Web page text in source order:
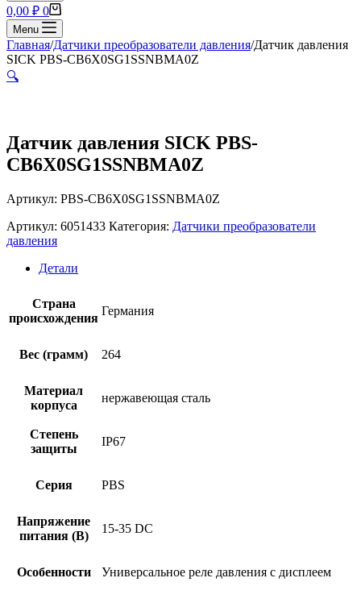
Корзина
0,00 ₽ 0
Menu
Главная/Датчики преобразователи давления/Датчик давления
SICK PBS-CB6X0SG1SSNBMA0Z
🔍
Датчик давления SICK PBS-
CB6X0SG1SSNBMA0Z
Артикул: PBS-CB6X0SG1SSNBMA0Z
Артикул: 6051433 Категория: Датчики преобразователи
давления
Детали
Страна
происхождения
Германия
Вес (грамм) 264
Материал
корпуса
нержавеющая сталь
Степень
защиты
IP67
Серия PBS
Напряжение
питания (В)
15-35 DC
Особенности Универсальное реле давления с дисплеем